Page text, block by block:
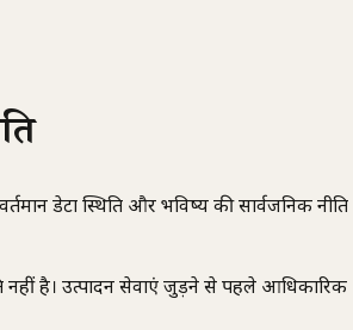
डेटा स्थिति और भविष्य की सार्वजनिक नीति
नहीं है। उत्पादन सेवाएं जुड़ने से पहले आधिकारिक